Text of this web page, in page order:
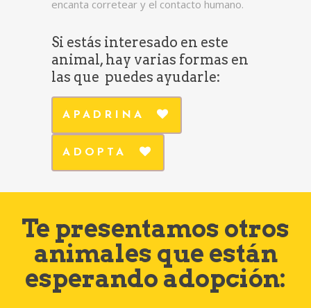
encanta corretear y el contacto humano.
Si estás interesado en este
animal, hay varias formas en
las que puedes ayudarle:
APADRINA
ADOPTA
Te presentamos otros
animales que están
esperando adopción: